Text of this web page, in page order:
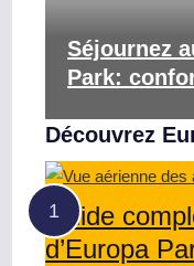
Séjournez
Park:
Découvrez
Guide
d’Europa